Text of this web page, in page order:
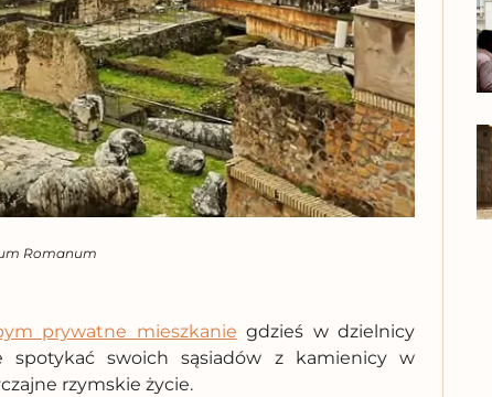
Romanum
prywatne mieszkanie gdzieś w dzielnicy
swoich sąsiadów z kamienicy w
rzymskie życie.